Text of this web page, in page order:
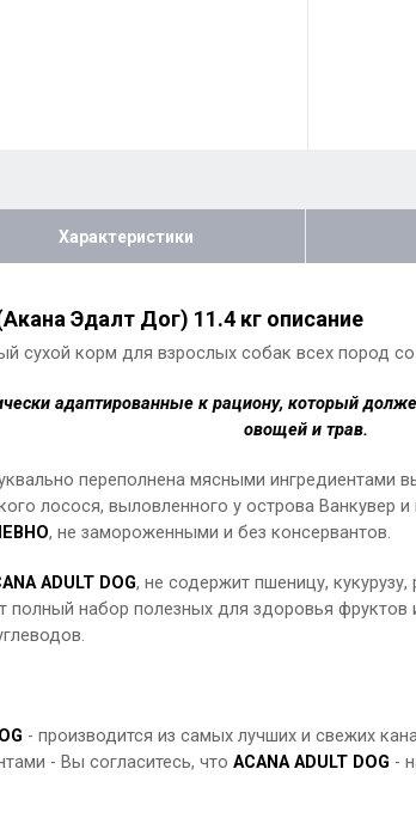
Характеристики
Эдалт Дог) 11.4 кг описание
сухой корм для взрослых собак всех пород
адаптированные к рациону, который
овощей и трав.
переполнена мясными ингредиентами
лосося, выловленного у острова Ванкувер
, не замороженными и без консервантов.
ADULT DOG, не содержит пшеницу,
полный набор полезных для здоровья
- производится из самых лучших и свежих
- Вы согласитесь, что ACANA ADULT DOG -